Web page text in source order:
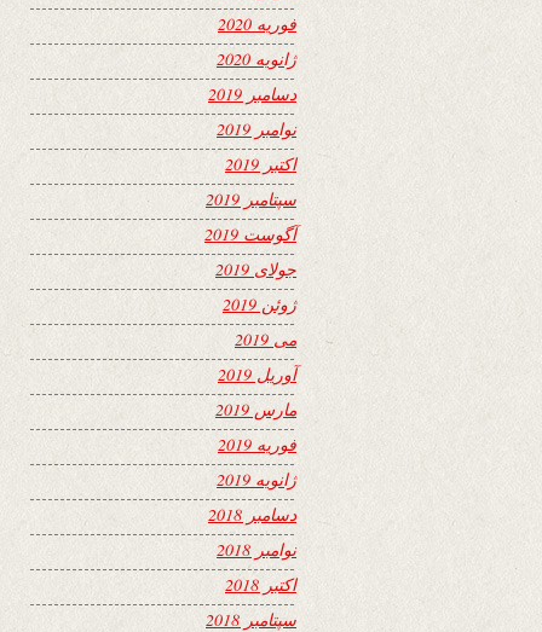
فوریه 2020
ژانویه 2020
دسامبر 2019
نوامبر 2019
اکتبر 2019
سپتامبر 2019
آگوست 2019
جولای 2019
ژوئن 2019
می 2019
آوریل 2019
مارس 2019
فوریه 2019
ژانویه 2019
دسامبر 2018
نوامبر 2018
اکتبر 2018
سپتامبر 2018